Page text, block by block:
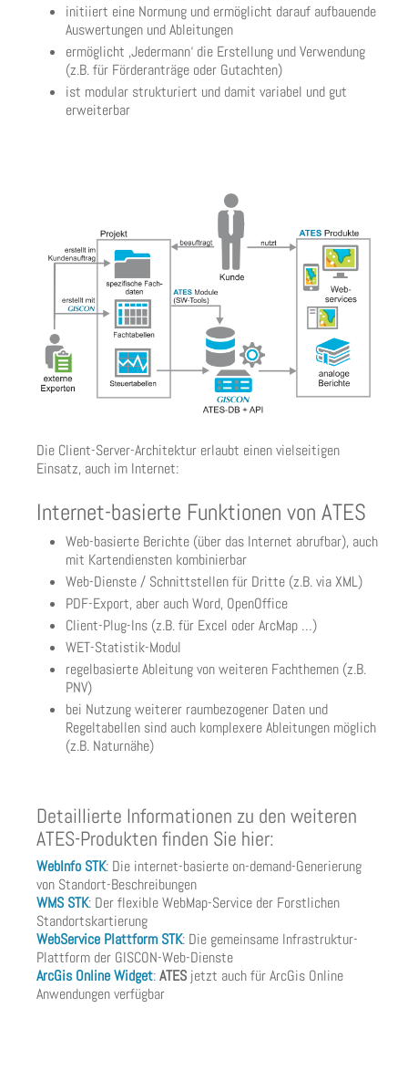
initiiert eine Normung und ermöglicht darauf aufbauende
Auswertungen und Ableitungen
ermöglicht ‚Jedermann‘ die Erstellung und Verwendung
(z.B. für Förderanträge oder Gutachten)
ist modular strukturiert und damit variabel und gut
erweiterbar
Die Client-Server-Architektur erlaubt einen vielseitigen
Einsatz, auch im Internet:
Internet-basierte Funktionen von ATES
Web-basierte Berichte (über das Internet abrufbar), auch
mit Kartendiensten kombinierbar
Web-Dienste / Schnittstellen für Dritte (z.B. via XML)
PDF-Export, aber auch Word, OpenOffice
Client-Plug-Ins (z.B. für Excel oder ArcMap …)
WET-Statistik-Modul
regelbasierte Ableitung von weiteren Fachthemen (z.B.
PNV)
bei Nutzung weiterer raumbezogener Daten und
Regeltabellen sind auch komplexere Ableitungen möglich
(z.B. Naturnähe)
Detaillierte Informationen zu den weiteren
ATES-Produkten finden Sie hier:
WebInfo STK: Die internet-basierte on-demand-Generierung
von Standort-Beschreibungen
WMS STK: Der flexible WebMap-Service der Forstlichen
Standortskartierung
WebService Plattform STK: Die gemeinsame Infrastruktur-
Plattform der GISCON-Web-Dienste
ArcGis Online Widget:ATES jetzt auch für ArcGis Online
Anwendungen verfügbar